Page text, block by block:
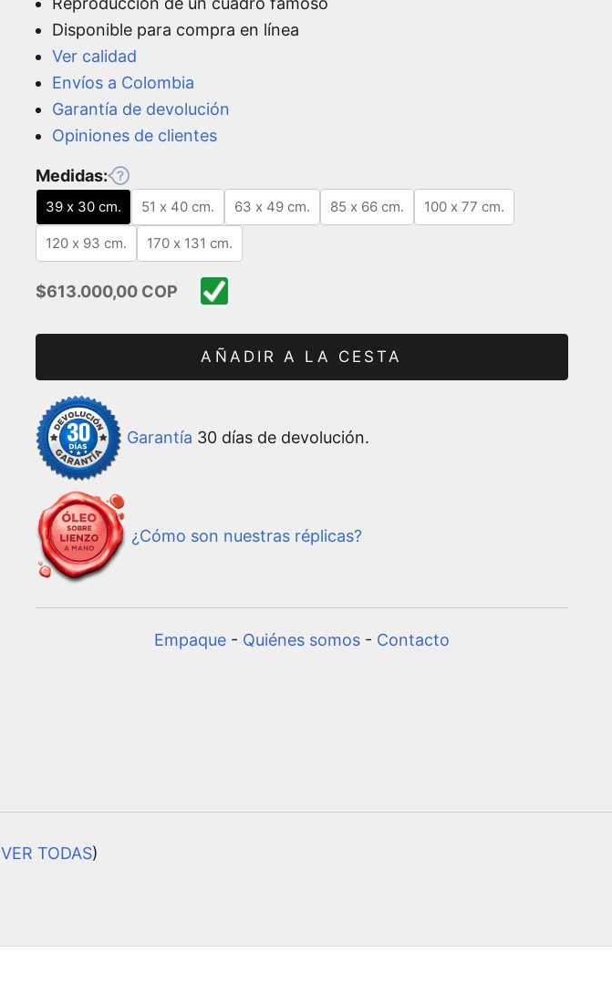
Disponible para compra en línea
Ver calidad
Envíos a Colombia
Garantía de devolución
Opiniones de clientes
Medidas:
39 x 30 cm. 51 x 40 cm. 63 x 49 cm. 85 x 66 cm. 100 x 77 cm.
120 x 93 cm. 170 x 131 cm.
Precio de oferta
$613.000,00 COP
AÑADIR A LA CESTA
Garantía 30 días de devolución.
¿Cómo son nuestras réplicas?
Empaque - Quiénes somos - Contacto
VER TODAS)